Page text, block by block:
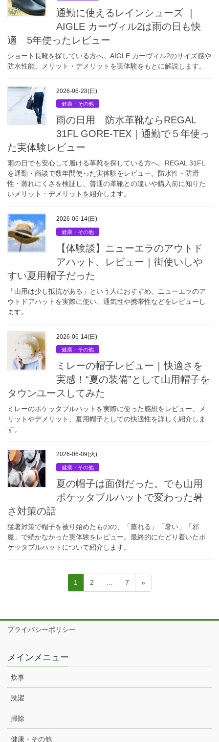
通勤に使えるレインシューズ ｜
AIGLE カーヴィル2は雨の日も快
適 5年使ったレビュー
ショート長靴を探している方へ。AIGLE カーヴィル2のサイズ感や
防水性能、メリット・デメリットを実体験をもとに解説します。
2026-06-28(日)
健康・その他
雨の日用 防水革靴ならREGAL
31FL GORE-TEX｜通勤で５年使っ
た実体験レビュー
雨の日でも安心して履ける革靴を探している方へ。REGAL 31FL
を通勤・商談で数年間使った実体験をレビュー。防水性・防滑
性・蒸れにくさを検証し、普通の革靴との違いや購入前に知りた
いメリット・デメリットを紹介します。
2026-06-14(日)
健康・その他
【体験談】ニューエラのアウトド
アハット、レビュー｜街使いしや
すい夏用帽子だった
「山用は少し抵抗がある」という人におすすめ。ニューエラのア
ウトドアハットを実際に使い、通気性や携帯性などをレビューし
ます。
2026-06-14(日)
健康・その他
ミレーの帽子レビュー｜快適さを
実感！“夏の装備”として山用帽子を
タウンユースしてみた
ミレーのポケッタブルハットを実際に使った感想をレビュー。メ
リットやデメリット、夏用帽子としての快適性を詳しく紹介しま
す。
2026-06-09(火)
健康・その他
夏の帽子は面倒だった。でも山用
ポケッタブルハットで変わった暑
さ対策の話
猛暑対策で帽子を被り始めたものの、「蒸れる」「暑い」「邪
魔」で続かなかった実体験をレビュー。最終的にたどり着いたポ
ケッタブルハットについて紹介します。
ペ
ー
ジ
送
り
固
定
1
固
定
2
固
定
7 »
プライバシーポリシー
メインメニュー
炊事
洗濯
掃除
健康・その他